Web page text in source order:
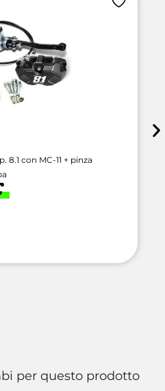
8.1 con MC-11 + pinza
per questo prodotto